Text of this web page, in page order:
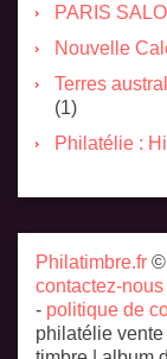
PARIS
Nouvelle
Terres
(1)
Philatélie :
Philatimbre.fr ©
contactez-nous
- politique de
philatélie